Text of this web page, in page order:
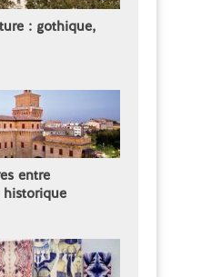
: gothique,
entre
historique